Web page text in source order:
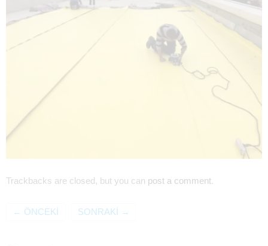
Trackbacks are closed, but you can post a comment.
← ÖNCEKI SONRAKI →